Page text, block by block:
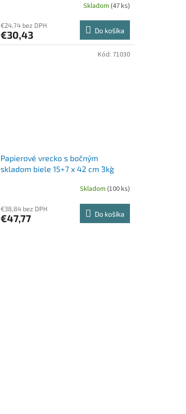
Skladom (47 ks)
€24,74 bez DPH
€30,43 Do košíka
Papierové vrecko s bočným
skladom biele 15+7 x 42 cm `3kg`
Skladom (100 ks)
€38,84 bez DPH
€47,77 Do košíka
Kód: 71030